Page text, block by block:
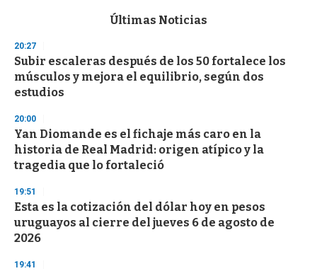
d
s
o
f
3
s
e
c
o
n
Últimas Noticias
20:27
Subir escaleras después de los 50 fortalece los
músculos y mejora el equilibrio, según dos
estudios
20:00
Yan Diomande es el fichaje más caro en la
historia de Real Madrid: origen atípico y la
tragedia que lo fortaleció
19:51
Esta es la cotización del dólar hoy en pesos
uruguayos al cierre del jueves 6 de agosto de
2026
19:41